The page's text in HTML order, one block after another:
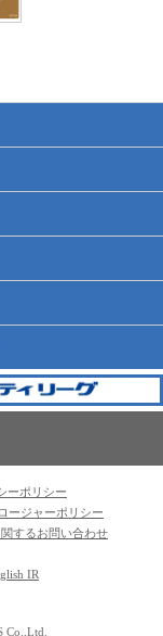
ーポリシー
ージャーポリシー
するお問い合わせ
IR
Co.,Ltd.